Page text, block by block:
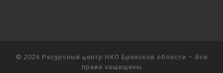
© 2026 Ресурсный центр НКО Брянской области – Все
права защищены